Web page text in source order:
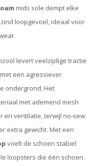
mids sole dempt elke
loopgevoel, ideaal voor
levert veelzijdige tractie
een agressiever
ondergrond. Het
met ademend mesh
ventilatie, terwijl no‑sew
extra gewicht. Met een
voelt de schoen stabiel
loopsters die één schoen